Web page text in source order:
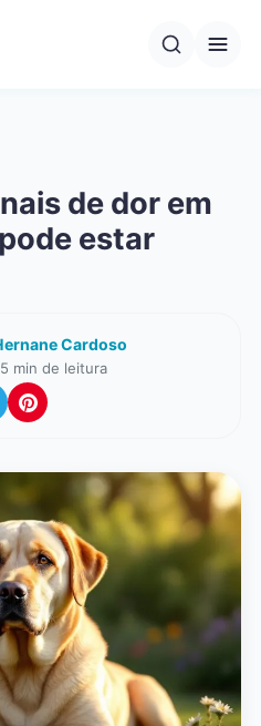
de dor em
estar
Cardoso
5 min de leitura